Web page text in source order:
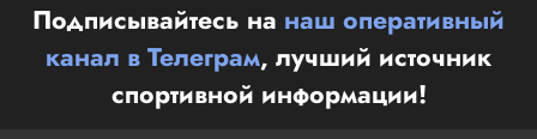
Подписывайтесь на наш оперативный
канал в Телеграм, лучший источник
спортивной информации!